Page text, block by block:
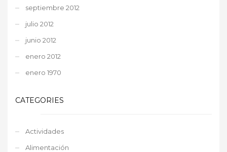
septiembre 2012
julio 2012
junio 2012
enero 2012
enero 1970
CATEGORIES
Actividades
Alimentación